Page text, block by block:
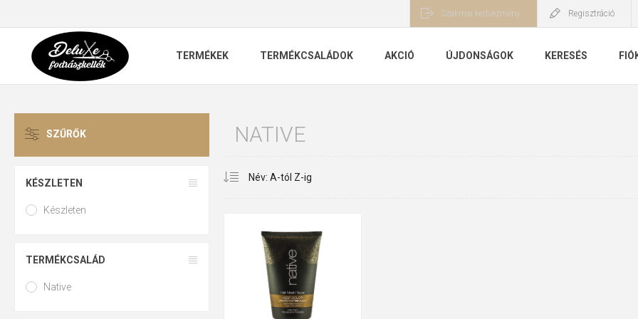
Szakmai kedvezmény Regisztráció
TERMÉKEK TERMÉKCSALÁDOK AKCIÓ ÚJDONSÁGOK KERESÉS
NATIVE
SZŰRŐK
KÉSZLETEN
Készleten
TERMÉKCSALÁD
Native